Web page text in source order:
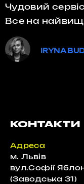
КОНТАКТИ
Адреса
м. Львів
вул.Софії
(Заводська 31)
Чудовий
Все на
IRYNA